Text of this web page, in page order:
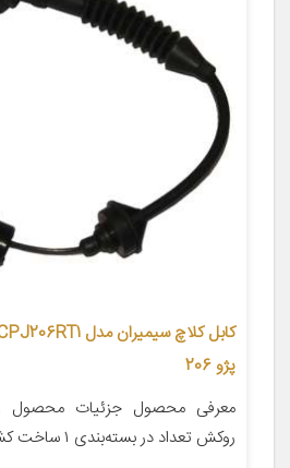
پژو 206
معرفی محصول جزئیات محصول
روکش تعداد در بسته‌بندی ۱ ساخت کشور ایران